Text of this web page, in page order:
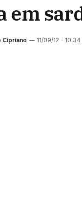
em
Cipriano 11/09/12 - 10:34